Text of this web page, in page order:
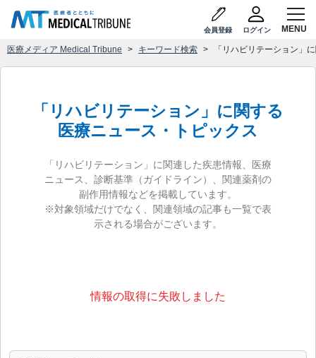
会員登録 ログイン
医療メディア Medical Tribune キーワード検索 「リハビリテーション」
「リハビリテーション」に関する
医療ニュース・トピックス
「リハビリテーション」に関連した疾患情報、医療
ニュース、診断基準（ガイドライン）、関連薬剤の
副作用情報などを掲載しています。
※対象領域だけでなく、関連領域の記事も一覧で表
示される場合がございます。
情報の取得に失敗しました